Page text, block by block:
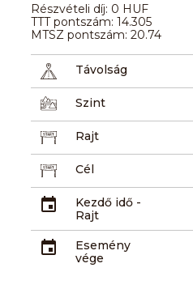
Részvételi díj: 0 HUF
TTT pontszám: 14.305
MTSZ pontszám: 20.74
Távolság
Szint
Rajt
Cél
Kezdő idő -
Rajt
Esemény
vége